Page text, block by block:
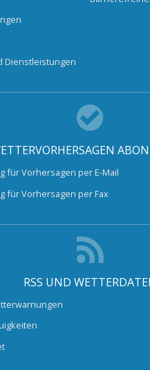
Dienstleistungen
für Vorhersagen per E-Mail
für Vorhersagen per Fax
RSS UND